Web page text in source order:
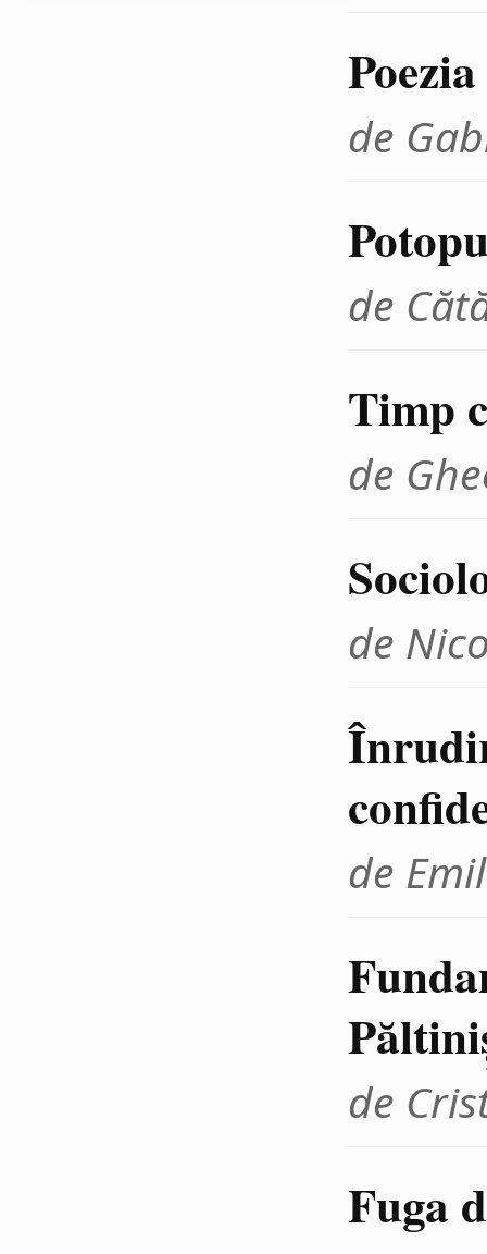
de
de
Timp
de
de
de
de
Fuga